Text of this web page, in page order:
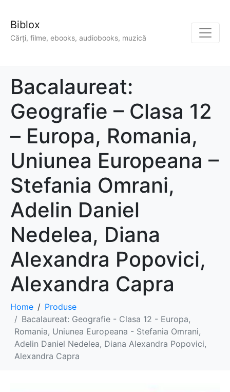
Biblox
Cărți, filme, ebooks, audiobooks, muzică
Bacalaureat:
Geografie – Clasa 12
– Europa, Romania,
Uniunea Europeana –
Stefania Omrani,
Adelin Daniel
Nedelea, Diana
Alexandra Popovici,
Alexandra Capra
Home
Produse
Bacalaureat: Geografie - Clasa 12 - Europa,
Romania, Uniunea Europeana - Stefania Omrani,
Adelin Daniel Nedelea, Diana Alexandra Popovici,
Alexandra Capra